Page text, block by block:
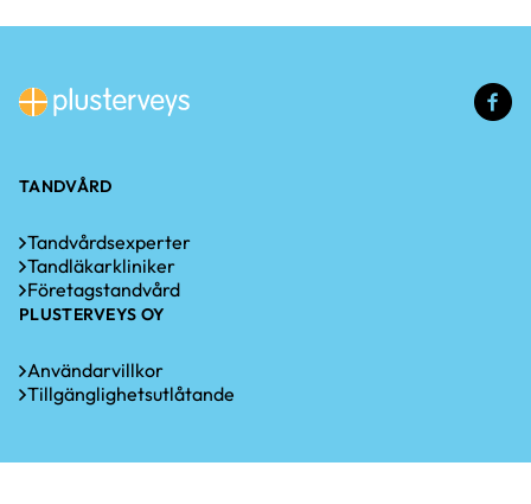
TANDVÅRD
Tandvårdsexperter
Tandläkarkliniker
Företagstandvård
PLUSTERVEYS OY
Användarvillkor
Tillgänglighetsutlåtande